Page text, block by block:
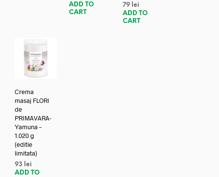
ADD TO
CART
79 lei
ADD TO
CART
Crema
masaj FLORI
de
PRIMAVARA-
Yamuna –
1.020 g
(editie
limitata)
93
lei
ADD TO